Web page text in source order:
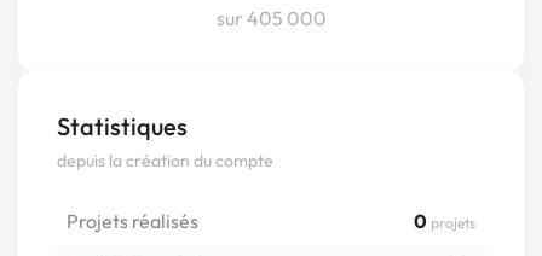
sur 405 000
Statistiques
depuis la création du compte
Projets réalisés 0 projets